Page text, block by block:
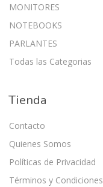
MONITORES
NOTEBOOKS
PARLANTES
Todas las Categorias
Tienda
Contacto
Quienes Somos
Políticas de Privacidad
Términos y Condiciones